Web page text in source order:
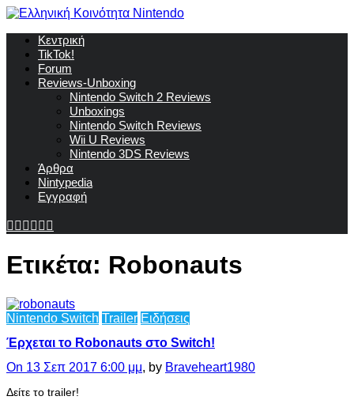
Κεντρική
TikTok!
Forum
Reviews-Unboxing
Nintendo Switch 2 Reviews
Unboxings
Nintendo Switch Reviews
Wii U Reviews
Nintendo 3DS Reviews
Άρθρα
Nintypedia
Εγγραφή
Ετικέτα: Robonauts
Nintendo Switch Trailer Ειδήσεις
Έρχεται το Robonauts στο Switch!
On 13 Σεπ 2017 6:00 μμ, by Braveheart1980
Δείτε το trailer!